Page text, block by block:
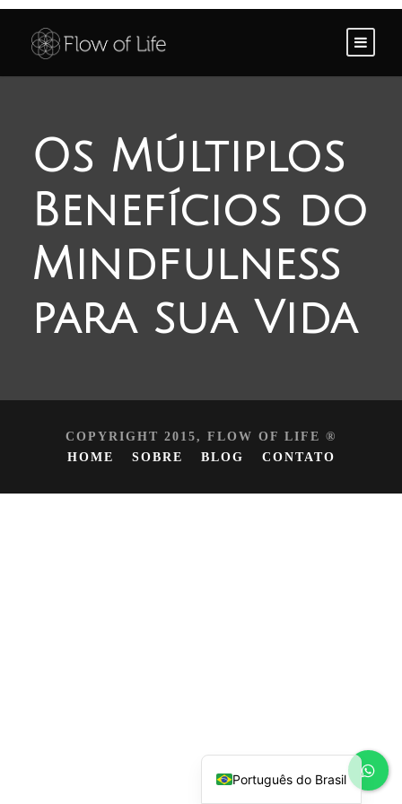
Os Múltiplos
Benefícios do
Mindfulness
para sua Vida
COPYRIGHT 2015, FLOW OF LIFE ®
HOME
SOBRE BLOG CONTATO
Português do Brasil